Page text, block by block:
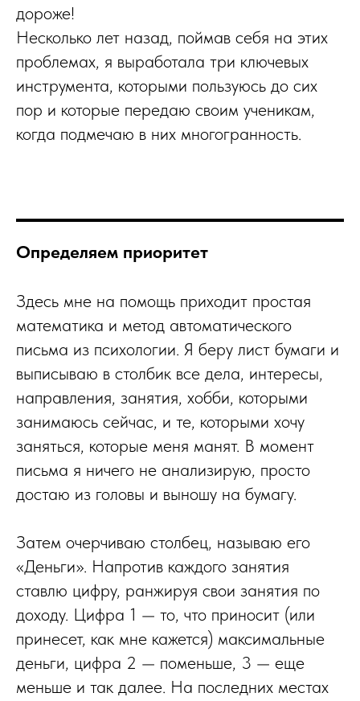
дороже!
Несколько лет назад, поймав себя на этих
проблемах, я выработала три ключевых
инструмента, которыми пользуюсь до сих
пор и которые передаю своим ученикам,
когда подмечаю в них многогранность.
Определяем приоритет
Здесь мне на помощь приходит простая
математика и метод автоматического
письма из психологии. Я беру лист бумаги и
выписываю в столбик все дела, интересы,
направления, занятия, хобби, которыми
занимаюсь сейчас, и те, которыми хочу
заняться, которые меня манят. В момент
письма я ничего не анализирую, просто
достаю из головы и выношу на бумагу.
Затем очерчиваю столбец, называю его
«Деньги». Напротив каждого занятия
ставлю цифру, ранжируя свои занятия по
доходу. Цифра 1 — то, что приносит (или
принесет, как мне кажется) максимальные
деньги, цифра 2 — поменьше, 3 — еще
меньше и так далее. На последних местах